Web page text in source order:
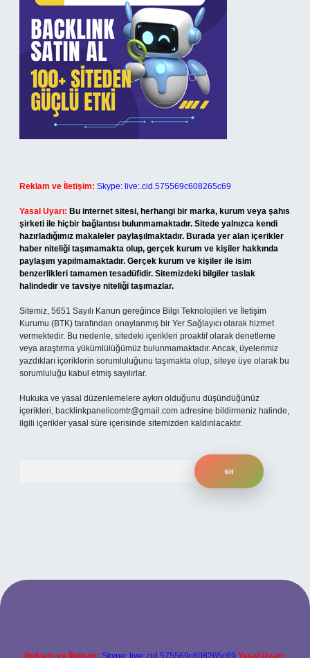
Reklam ve İletişim: Skype: live:.cid.575569c608265c69
Yasal Uyarı: Bu internet sitesi, herhangi bir marka, kurum veya şahıs
şirketi ile hiçbir bağlantısı bulunmamaktadır. Sitede yalnızca kendi
hazırladığımız makaleler paylaşılmaktadır. Burada yer alan içerikler
haber niteliği taşımamakta olup, gerçek kurum ve kişiler hakkında
paylaşım yapılmamaktadır. Gerçek kurum ve kişiler ile isim
benzerlikleri tamamen tesadüfidir. Sitemizdeki bilgiler taslak
halindedir ve tavsiye niteliği taşımazlar.
Sitemiz, 5651 Sayılı Kanun gereğince Bilgi Teknolojileri ve İletişim
Kurumu (BTK) tarafından onaylanmış bir Yer Sağlayıcı olarak hizmet
vermektedir. Bu nedenle, sitedeki içerikleri proaktif olarak denetleme
veya araştırma yükümlülüğümüz bulunmamaktadır. Ancak, üyelerimiz
yazdıkları içeriklerin sorumluluğunu taşımakta olup, siteye üye olarak bu
sorumluluğu kabul etmiş sayılırlar.
Hukuka ve yasal düzenlemelere aykırı olduğunu düşündüğünüz
içerikleri, backlinkpanelicomtr@gmail.com adresine bildirmeniz halinde,
ilgili içerikler yasal süre içerisinde sitemizden kaldırılacaktır.
Reklam ve İletişim: Skype: live:.cid.575569c608265c69 Yasal Uyarı: